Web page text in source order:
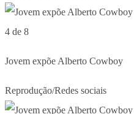
4 de 8
Jovem expõe Alberto Cowboy
Reprodução/Redes sociais